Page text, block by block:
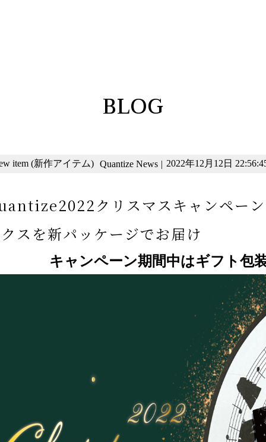
BLOG
item (新作アイテム) Quantize News | 2022年12月12日
クリスマスキャンペー
スを新パッケージでお届け
キャンペーン期間中はギフト包